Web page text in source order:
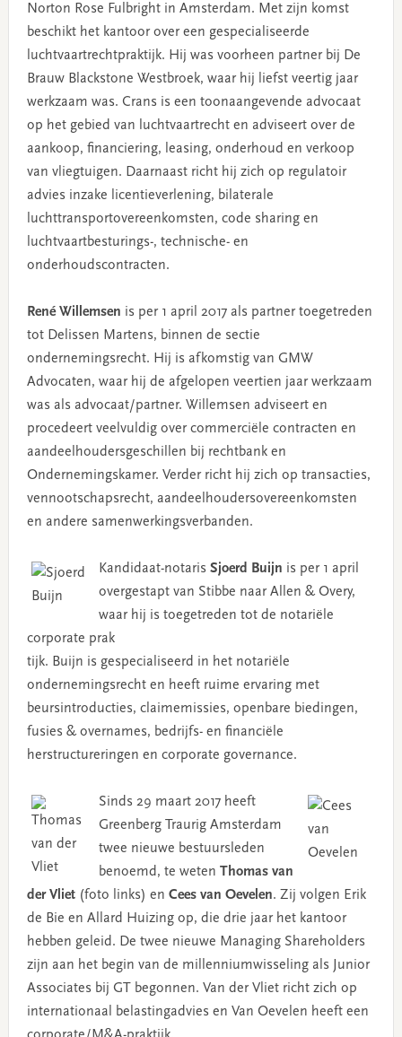
Norton Rose Fulbright in Amsterdam. Met zijn komst
beschikt het kantoor over een gespecialiseerde
luchtvaartrechtpraktijk. Hij was voorheen partner bij De
Brauw Blackstone Westbroek, waar hij liefst veertig jaar
werkzaam was. Crans is een toonaangevende advocaat
op het gebied van luchtvaartrecht en adviseert over de
aankoop, financiering, leasing, onderhoud en verkoop
van vliegtuigen. Daarnaast richt hij zich op regulatoir
advies inzake licentieverlening, bilaterale
luchttransportovereenkomsten, code sharing en
luchtvaartbesturings-, technische- en
onderhoudscontracten.
René Willemsen is per 1 april 2017 als partner toegetreden
tot Delissen Martens, binnen de sectie
ondernemingsrecht. Hij is afkomstig van GMW
Advocaten, waar hij de afgelopen veertien jaar werkzaam
was als advocaat/partner. Willemsen adviseert en
procedeert veelvuldig over commerciële contracten en
aandeelhoudersgeschillen bij rechtbank en
Ondernemingskamer. Verder richt hij zich op transacties,
vennootschapsrecht, aandeelhoudersovereenkomsten
en andere samenwerkingsverbanden.
Kandidaat-notaris Sjoerd Buijn is per 1 april
overgestapt van Stibbe naar Allen & Overy,
waar hij is toegetreden tot de notariële
corporate prak
tijk. Buijn is gespecialiseerd in het notariële
ondernemingsrecht en heeft ruime ervaring met
beursintroducties, claimemissies, openbare biedingen,
fusies & overnames, bedrijfs- en financiële
herstructureringen en corporate governance.
Sinds 29 maart 2017 heeft
Greenberg Traurig Amsterdam
twee nieuwe bestuursleden
benoemd, te weten Thomas van
der Vliet(foto links) en Cees van Oevelen. Zij volgen Erik
de Bie en Allard Huizing op, die drie jaar het kantoor
hebben geleid. De twee nieuwe Managing Shareholders
zijn aan het begin van de millenniumwisseling als Junior
Associates bij GT begonnen. Van der Vliet richt zich op
internationaal belastingadvies en Van Oevelen heeft een